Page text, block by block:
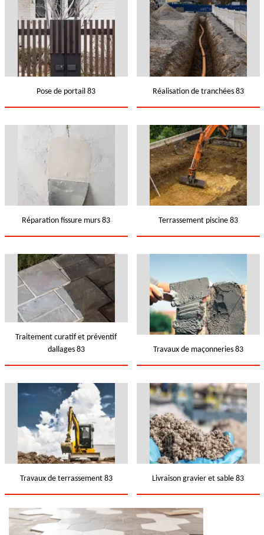
Pose de portail 83 Réalisation de tranchées 83
Réparation fissure murs 83 Terrassement piscine 83
Traitement curatif et préventif
dallages 83
Travaux de maçonneries 83
Travaux de terrassement 83 Livraison gravier et sable 83